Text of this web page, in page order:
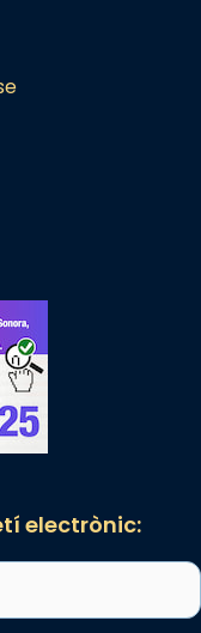
electrònic: